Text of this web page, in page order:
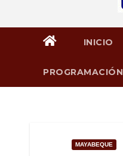
INICIO
PROGRAMACIÓN
MAYABEQUE